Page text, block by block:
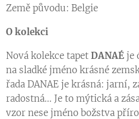
Země původu: Belgie
O kolekci
Nová kolekce tapet DANAÉ je
na sladké jméno krásné
řada DANAE je krásná: jarní,
radostná... Je to mýtická a
vzor nese jméno božstva